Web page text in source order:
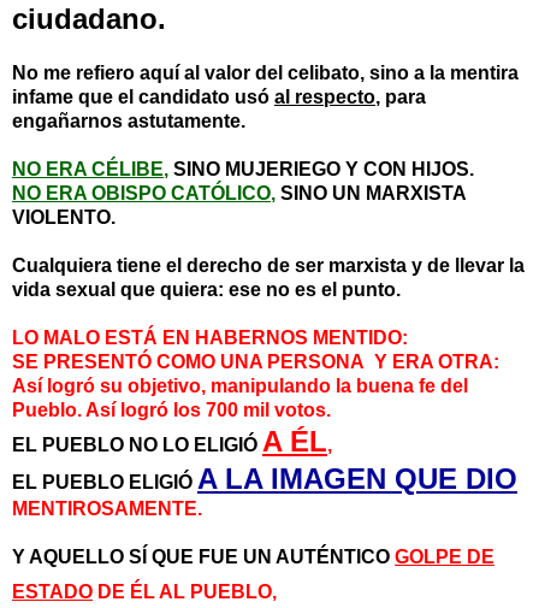
ciudadano.
No me refiero aquí al valor del celibato, sino a la mentira
infame que el candidato usó al respecto, para
engañarnos astutamente.
NO ERA CÉLIBE, SINO MUJERIEGO Y CON HIJOS.
NO ERA OBISPO CATÓLICO, SINO UN MARXISTA
VIOLENTO.
Cualquiera tiene el derecho de ser marxista y de llevar la
vida sexual que quiera: ese no es el punto.
LO MALO ESTÁ EN HABERNOS MENTIDO:
SE PRESENTÓ COMO UNA PERSONA Y ERA OTRA:
Así logró su objetivo, manipulando la buena fe del
Pueblo. Así logró los 700 mil votos.
EL PUEBLO NO LO ELIGIÓ A ÉL,
EL PUEBLO ELIGIÓ A LA IMAGEN QUE DIO
MENTIROSAMENTE.
Y AQUELLO SÍ QUE FUE UN AUTÉNTICO GOLPE DE
ESTADO DE ÉL AL PUEBLO,